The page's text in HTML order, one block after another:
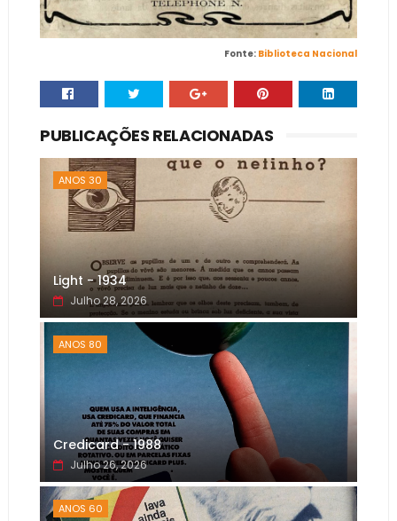
Fonte: Biblioteca Nacional
PUBLICAÇÕES RELACIONADAS
ANOS 30
Light - 1934
Julho 28, 2026
ANOS 80
Credicard - 1988
Julho 26, 2026
ANOS 60